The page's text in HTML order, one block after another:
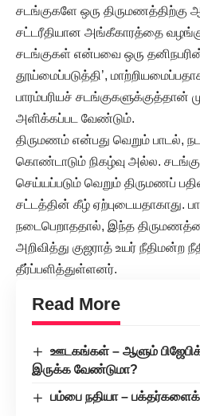
சடங்குகளே ஒரு திருமணத்திற்கு
சட்டரீதியான அங்கீகாரத்தை
சடங்குகள் என்பவை ஒரு
தூய்மைப்படுத்தி’,
பாரம்பரியச் சடங்குகளுக்குத்தான்
அளிக்கப்பட வேண்டும்.
திருமணம் என்பது வெறும் பாடல்,
கொண்டாடும் நிகழ்வு அல்ல.
செய்யப்படும் வெறும் திருமணப்
சட்டத்தின் கீழ் ஏற்புடையதாகாது.
நடைபெறாததால், இந்த
அறிவித்து குஜராத் உயர் நீதிமன்ற
தீர்ப்பளித்துள்ளனர்.
Read More
ஊடகங்கள் – ஆளும்
இருக்க வேண்டுமா?
பம்பை நதியா –